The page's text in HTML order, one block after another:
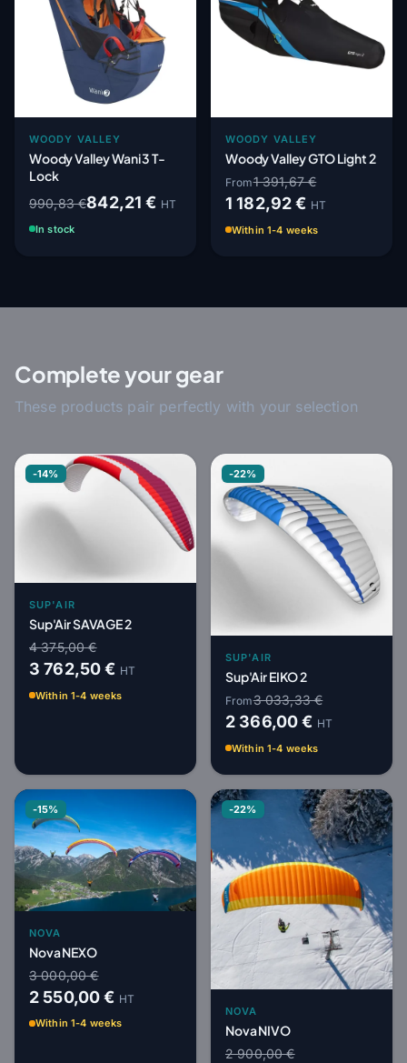
WOODY VALLEY
Woody Valley Wani 3 T-
Lock
990,83 €842,21 € HT
In stock
WOODY VALLEY
Woody Valley GTO Light 2
From1 391,67 €
1 182,92 € HT
Within 1-4 weeks
Complete your gear
These products pair perfectly with your selection
-14%
SUP'AIR
Sup'Air SAVAGE 2
4 375,00 €
3 762,50 € HT
Within 1-4 weeks
-22%
SUP'AIR
Sup'Air EIKO 2
From3 033,33 €
2 366,00 € HT
Within 1-4 weeks
-15%
NOVA
Nova NEXO
3 000,00 €
2 550,00 € HT
Within 1-4 weeks
-22%
NOVA
Nova NIVO
2 900,00 €